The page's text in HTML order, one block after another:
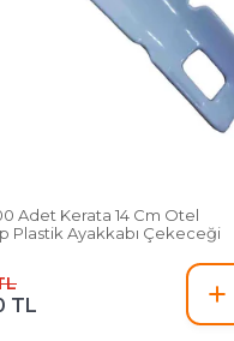
Adet Kerata 14 Cm Otel
Plastik Ayakkabı Çekeceği
TL